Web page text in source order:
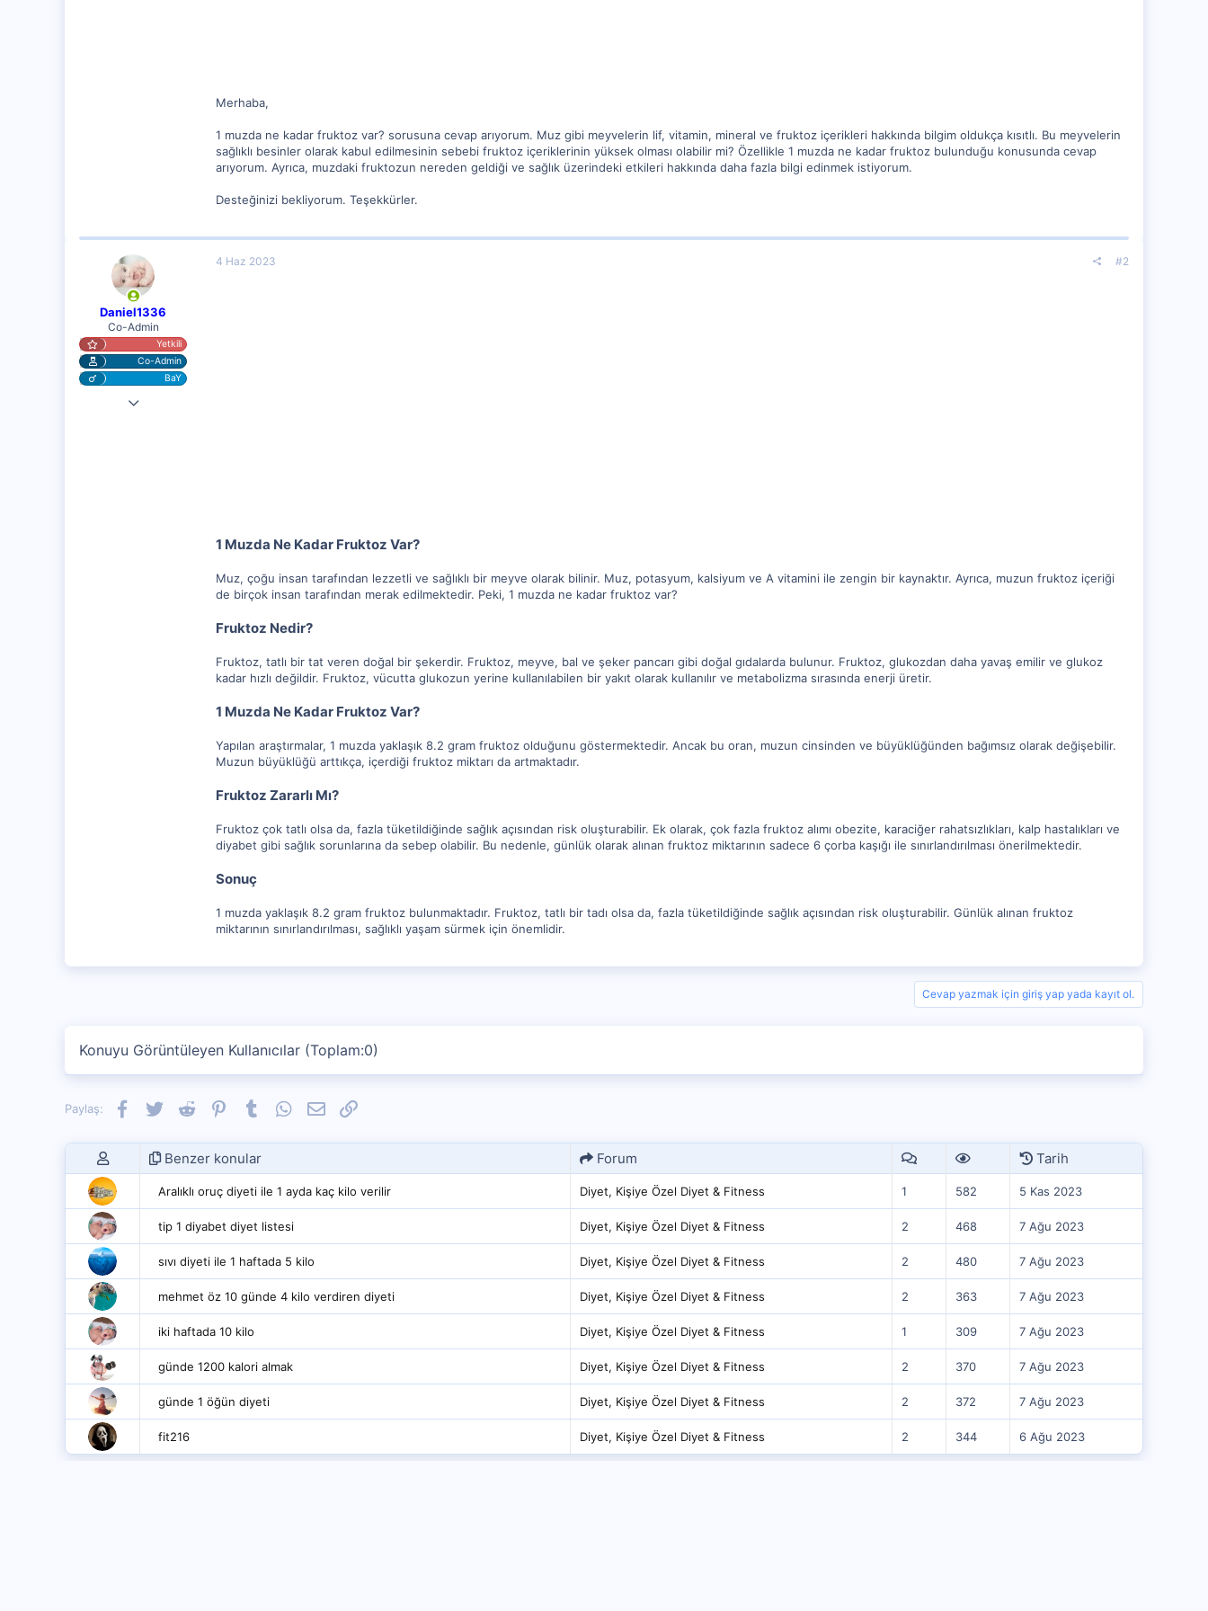
Merhaba,
1 muzda ne kadar fruktoz var? sorusuna cevap arıyorum. Muz gibi meyvelerin lif, vitamin, mineral ve fruktoz içerikleri hakkında bilgim oldukça kısıtlı. Bu meyvelerin
sağlıklı besinler olarak kabul edilmesinin sebebi fruktoz içeriklerinin yüksek olması olabilir mi? Özellikle 1 muzda ne kadar fruktoz bulunduğu konusunda cevap
arıyorum. Ayrıca, muzdaki fruktozun nereden geldiği ve sağlık üzerindeki etkileri hakkında daha fazla bilgi edinmek istiyorum.
Desteğinizi bekliyorum. Teşekkürler.
Daniel1336
Co-Admin
Yetkili
Co-Admin
BaY
4 Nis 2023
4 Haz 2023 #2
1 Muzda Ne Kadar Fruktoz Var?
Muz, çoğu insan tarafından lezzetli ve sağlıklı bir meyve olarak bilinir. Muz, potasyum, kalsiyum ve A vitamini ile zengin bir kaynaktır. Ayrıca, muzun fruktoz içeriği
de birçok insan tarafından merak edilmektedir. Peki, 1 muzda ne kadar fruktoz var?
Fruktoz Nedir?
Fruktoz, tatlı bir tat veren doğal bir şekerdir. Fruktoz, meyve, bal ve şeker pancarı gibi doğal gıdalarda bulunur. Fruktoz, glukozdan daha yavaş emilir ve glukoz
kadar hızlı değildir. Fruktoz, vücutta glukozun yerine kullanılabilen bir yakıt olarak kullanılır ve metabolizma sırasında enerji üretir.
1 Muzda Ne Kadar Fruktoz Var?
Yapılan araştırmalar, 1 muzda yaklaşık 8.2 gram fruktoz olduğunu göstermektedir. Ancak bu oran, muzun cinsinden ve büyüklüğünden bağımsız olarak değişebilir.
Muzun büyüklüğü arttıkça, içerdiği fruktoz miktarı da artmaktadır.
Fruktoz Zararlı Mı?
Fruktoz çok tatlı olsa da, fazla tüketildiğinde sağlık açısından risk oluşturabilir. Ek olarak, çok fazla fruktoz alımı obezite, karaciğer rahatsızlıkları, kalp hastalıkları ve
diyabet gibi sağlık sorunlarına da sebep olabilir. Bu nedenle, günlük olarak alınan fruktoz miktarının sadece 6 çorba kaşığı ile sınırlandırılması önerilmektedir.
Sonuç
1 muzda yaklaşık 8.2 gram fruktoz bulunmaktadır. Fruktoz, tatlı bir tadı olsa da, fazla tüketildiğinde sağlık açısından risk oluşturabilir. Günlük alınan fruktoz
miktarının sınırlandırılması, sağlıklı yaşam sürmek için önemlidir.
Cevap yazmak için giriş yap yada kayıt ol.
Konuyu Görüntüleyen Kullanıcılar (Toplam:0)
Paylaş: Facebook
TwitterReddit PinterestTumblrWhatsApp
E-postaLink
Benzer konular Forum Tarih
Aralıklı oruç diyeti ile 1 ayda kaç kilo verilir Diyet, Kişiye Özel Diyet & Fitness 1 582 5 Kas 2023
tip 1 diyabet diyet listesi Diyet, Kişiye Özel Diyet & Fitness 2 468 7 Ağu 2023
sıvı diyeti ile 1 haftada 5 kilo Diyet, Kişiye Özel Diyet & Fitness 2 480 7 Ağu 2023
mehmet öz 10 günde 4 kilo verdiren diyeti Diyet, Kişiye Özel Diyet & Fitness 2 363 7 Ağu 2023
iki haftada 10 kilo Diyet, Kişiye Özel Diyet & Fitness 1 309 7 Ağu 2023
günde 1200 kalori almak Diyet, Kişiye Özel Diyet & Fitness 2 370 7 Ağu 2023
günde 1 öğün diyeti Diyet, Kişiye Özel Diyet & Fitness 2 372 7 Ağu 2023
fit216 Diyet, Kişiye Özel Diyet & Fitness 2 344 6 Ağu 2023